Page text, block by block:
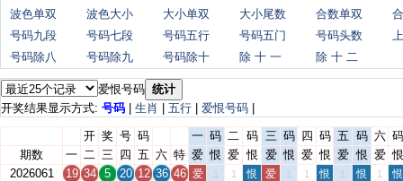
波色单双
波色大小 大小单双 大小尾数 合数单双
号码九段
号码七段 号码五行 号码五门 号码头数
号码除八
号码除九 号码除十 除 十 一 除 十 二
爱恨号码 统计
开奖结果显示方式: 号码 生肖 五行 爱恨号码
开 奖 号 码 一 码 二 码 三 码 四 码 五 码 六 码
期数
一 二 三 四 五 六 特 爱 恨 爱 恨 爱 恨 爱 恨 爱 恨 爱 恨
2026061
19 34 5 20 12 36 46 爱 1 1 恨 爱 1 1 恨 1 恨 1 恨